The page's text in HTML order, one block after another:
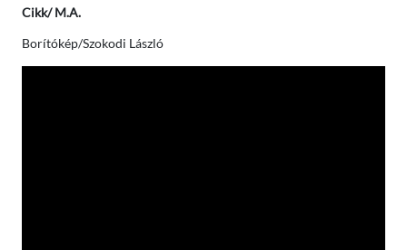
Cikk/ M.A.
Borítókép/Szokodi László